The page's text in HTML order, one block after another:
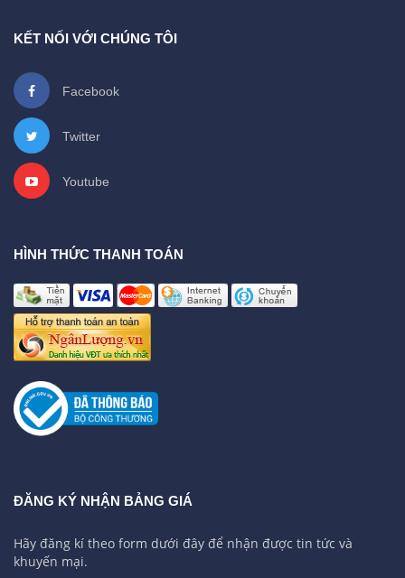
KẾT NỐI VỚI CHÚNG TÔI
Facebook
Twitter
Youtube
HÌNH THỨC THANH TOÁN
ĐĂNG KÝ NHẬN BẢNG GIÁ
Hãy đăng kí theo form dưới đây để nhận được tin tức và
khuyến mại.